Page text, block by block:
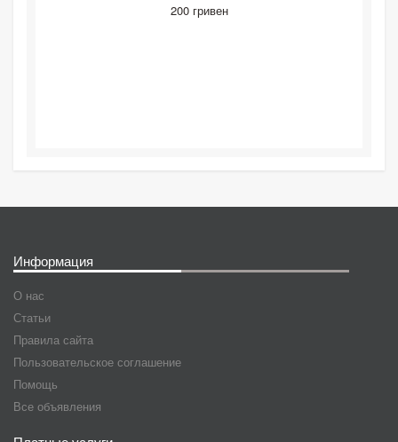
200 гривен
Информация
О нас
Статьи
Правила сайта
Пользовательское соглашение
Помощь
Все объявления